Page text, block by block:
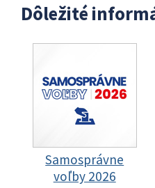
Dôležité
Samosprávne
voľby 2026